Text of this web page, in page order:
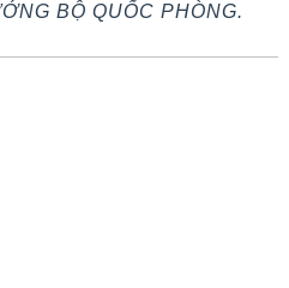
BỘ QUỐC PHÒNG.